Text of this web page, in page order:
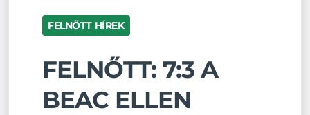
FELNŐTT HÍREK
FELNŐTT: 7:3 A
BEAC ELLEN